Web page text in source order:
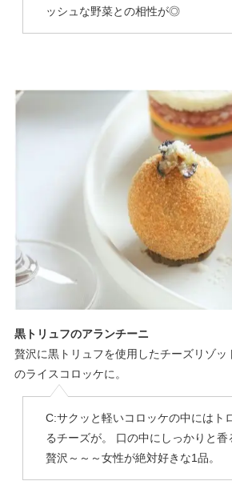
ッシュな野菜との相性が◎
黒トリュフのアランチーニ
贅沢に黒トリュフを使用したチーズリゾッ
のライスコロッケに。
C:サクッと軽いコロッケの中にはト
るチーズが。 口の中にしっかりと香
贅沢～～～女性が絶対好きな1品。